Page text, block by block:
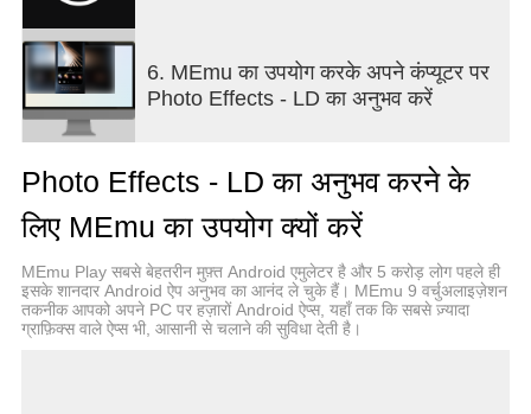
6. MEmu का उपयोग करके अपने कंप्यूटर पर
Photo Effects - LD का अनुभव करें
Photo Effects - LD का अनुभव करने के
लिए MEmu का उपयोग क्यों करें
MEmu Play सबसे बेहतरीन मुफ़्त Android एमुलेटर है और 5 करोड़ लोग पहले ही
इसके शानदार Android ऐप अनुभव का आनंद ले चुके हैं। MEmu 9 वर्चुअलाइज़ेशन
तकनीक आपको अपने PC पर हज़ारों Android ऐप्स, यहाँ तक कि सबसे ज़्यादा
ग्राफ़िक्स वाले ऐप्स भी, आसानी से चलाने की सुविधा देती है।